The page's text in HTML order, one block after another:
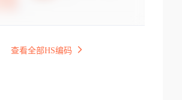
查看全部HS编码